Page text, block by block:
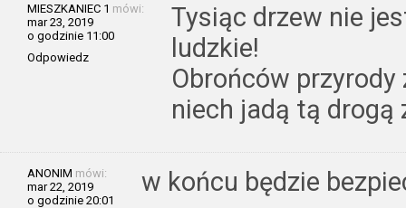
MIESZKANIEC 1 mówi:
mar 23, 2019
o godzinie 11:00
Odpowiedz
Tysiąc drzew nie
ludzkie!
Obrońców
niech jadą tą drogą
ANONIM mówi:
mar 22, 2019
o godzinie 20:01
w końcu będzie